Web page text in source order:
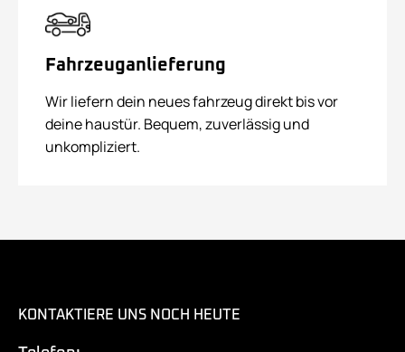
Fahrzeuganlieferung
Wir liefern dein neues fahrzeug direkt bis vor
deine haustür. Bequem, zuverlässig und
unkompliziert.
KONTAKTIERE UNS NOCH HEUTE